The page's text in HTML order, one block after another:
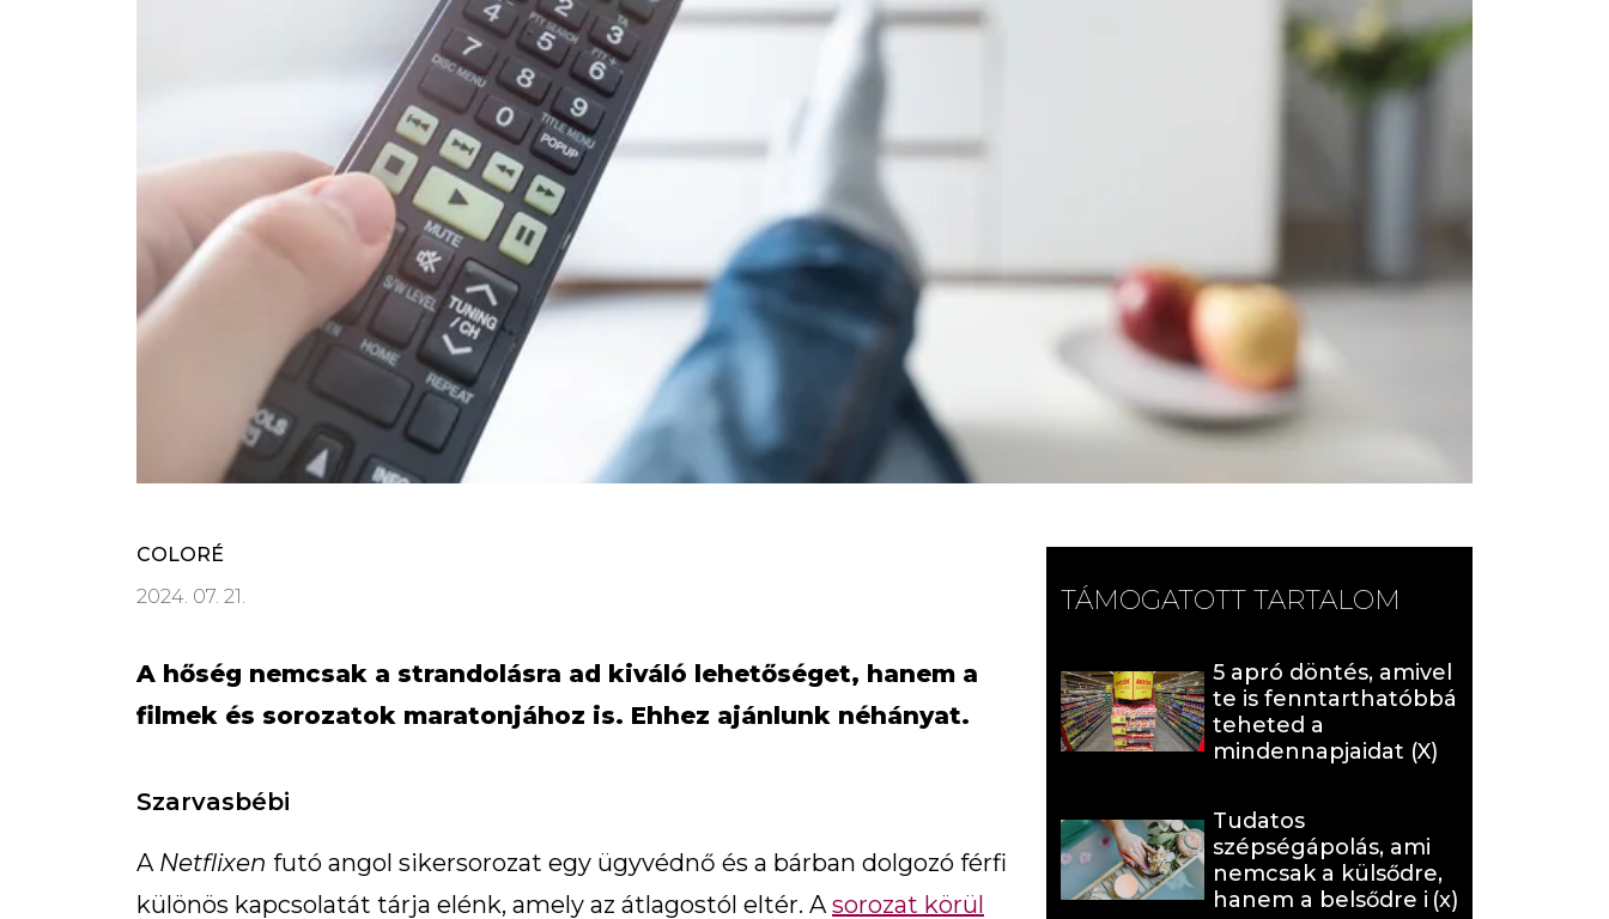
COLORÉ
2024. 07. 21.
A hőség nemcsak a strandolásra ad kiváló lehetőséget, hanem a
filmek és sorozatok maratonjához is. Ehhez ajánlunk néhányat.
Szarvasbébi
A Netflixen futó angol sikersorozat egy ügyvédnő és a bárban dolgozó férfi
különös kapcsolatát tárja elénk, amely az átlagostól eltér. A sorozat körül
TÁMOGATOTT TARTALOM
5 apró döntés, amivel
te is fenntarthatóbbá
teheted a
mindennapjaidat (X)
Tudatos
szépségápolás, ami
nemcsak a külsődre,
hanem a belsődre is